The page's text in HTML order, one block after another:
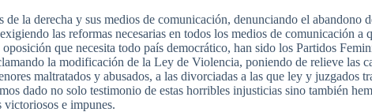
la derecha y sus medios de comunicación, denunciando el abandono
las reformas necesarias en todos los medios de comunicación a
que necesita todo país democrático, han sido los Partidos
la modificación de la Ley de Violencia, poniendo de relieve las
maltratados y abusados, a las divorciadas a las que ley y juzgados
dado no solo testimonio de estas horribles injusticias sino también
victoriosos e impunes.